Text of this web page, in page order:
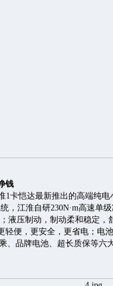
钱
1卡恺达最新推出的高端纯
，江淮自研230N·m高速单
液压制动，制动柔和稳定，
轻便，更安全，更省电；电
、品牌电池、超长质保等六